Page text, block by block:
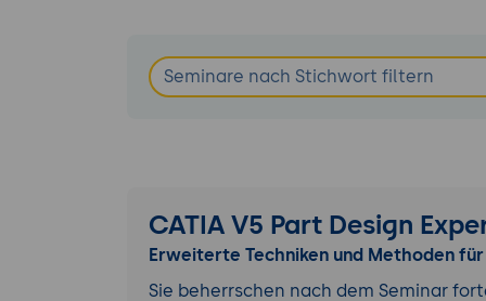
CATIA V5 Part Design
Erweiterte Techniken und Methoden
Sie beherrschen nach dem Seminar